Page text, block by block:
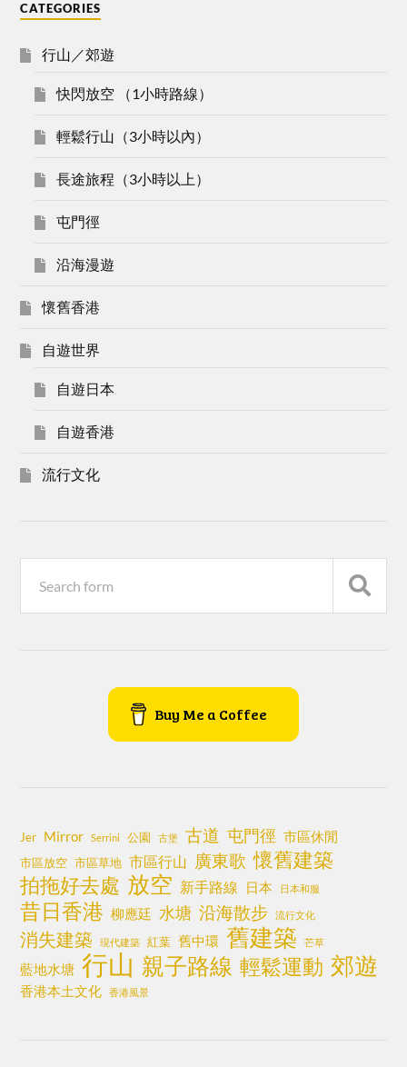
CATEGORIES
行山／郊遊
快閃放空 （1小時路線）
輕鬆行山（3小時以內）
長途旅程（3小時以上）
屯門徑
沿海漫遊
懷舊香港
自遊世界
自遊日本
自遊香港
流行文化
Buy Me a Coffee
Jer Mirror Serrini 公園 古堡 古道 屯門徑 市區休閒
市區放空 市區草地 市區行山 廣東歌 懷舊建築
拍拖好去處 放空 新手路線 日本 日本和服
昔日香港 柳應廷 水塘 沿海散步 流行文化
消失建築 現代建築 紅葉 舊中環 舊建築 芒草
藍地水塘 行山 親子路線 輕鬆運動 郊遊
香港本土文化 香港風景